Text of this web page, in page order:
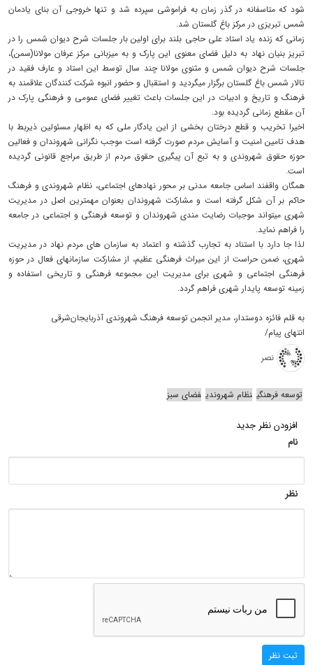
شود که متاسفانه در گذر زمان به فراموشی سپرده شد و تنها خروجی آن بنای یادمان
شمس تبریزی در مرکز باغ گلستان شد.
زمانی که زنده یاد استاد علی حاجی بلند برای اولین بار جلسات شرح دیوان شمس را در
تبریز بنیان نهاد به دلیل فضای معنوی این پارک و به میزبانی مرکز عرفان مولانا(سمن)،
جلسات شرح دیوان شمس و مثنوی مولانا چند سال توسط این استاد و عارف فقید در
تالار شمس باغ گلستان برگزار میگردید و استقبال و حضور انبوه شرکت کنندگان علاقمند به
فرهنگ و تاریخ و ادبیات در این جلسات باعث تغییر فضای عمومی و فرهنگی پارک در
آن مقطع زمانی گردیده بود.
اخیرا تخریب و قطع درختان بخشی از این یادگار ملی که به اظهار مسئولین ذیربط با
هدف تامین امنیت و آسایش مردم صورت گرفته است موجب نگرانی شهروندان و فعالین
حوزه حقوق شهروندی و به تبع آن پیگیری حقوق مردم از طریق مراجع قانونی گردیده
است.
همگان واقفند اساس جامعه مدنی بر محور نهادهای اجتماعی، نظام شهروندی و فرهنگ
حاکم بر آن شکل گرفته است و مشارکت شهروندان بعنوان مهمترین اصل در مدیریت
شهری میتواند موجبات رضایت مندی شهروندان و توسعه فرهنگی و اجتماعی در جامعه
را فراهم نماید.
لذا جا دارد با استناد به تجارب گذشته و اعتماد به سازمان های مردم نهاد در مدیریت
شهری، ضمن حراست از این میراث فرهنگی عظیم، از مشارکت سازمانهای فعال در حوزه
فرهنگی اجتماعی و شهری برای مدیریت این مجموعه فرهنگی و تاریخی استفاده و
زمینه توسعه پایدار شهری فراهم گردد.
به قلم فائزه دوستدار، مدیر انجمن توسعه فرهنگ شهروندی آذربایجان‌شرقی
انتهای پیام/
نصر
توسعه فرهنگی نظام شهروندی فضای سبز
افزودن نظر جدید
نام
نظر
ثبت نظر